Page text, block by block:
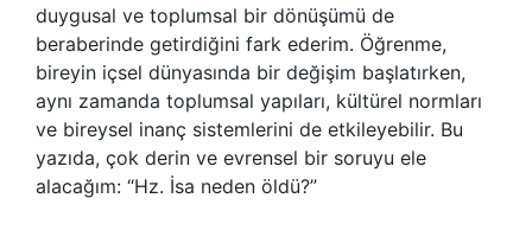
duygusal ve toplumsal bir dönüşümü de
beraberinde getirdiğini fark ederim. Öğrenme,
bireyin içsel dünyasında bir değişim başlatırken,
aynı zamanda toplumsal yapıları, kültürel normları
ve bireysel inanç sistemlerini de etkileyebilir. Bu
yazıda, çok derin ve evrensel bir soruyu ele
alacağım: “Hz. İsa neden öldü?”